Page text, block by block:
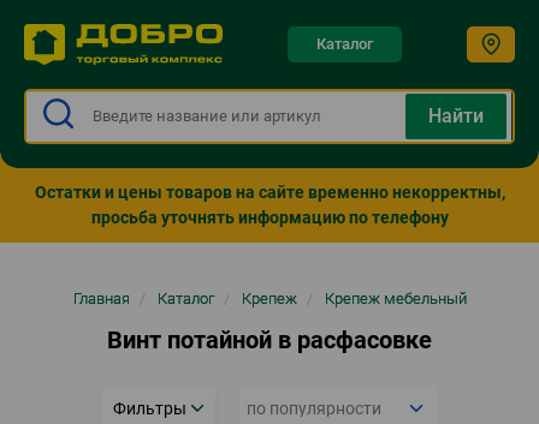
Каталог
Остатки и цены товаров на сайте временно некорректны,
просьба уточнять информацию по телефону
СтрокаГлавная / Каталог / Крепеж / Крепеж мебельный
Винт потайной в расфасовке
Фильтры